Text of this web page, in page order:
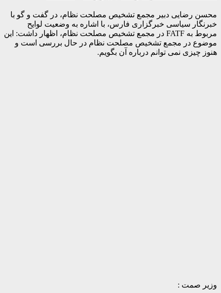
محسن رضایی دبیر مجمع تشخیص مصلحت نظام، در گفت و گو با
خبرنگار سیاسی خبرگزاری فارس، با اشاره به وضعیت لوایح
مربوط به FATF در مجمع تشخیص مصلحت نظام، اظهار داشت: این
موضوع در مجمع تشخیص مصلحت نظام در حال بررسی است و
هنوز چیزی نمی توانم درباره آن بگویم.
وزیر صمت :